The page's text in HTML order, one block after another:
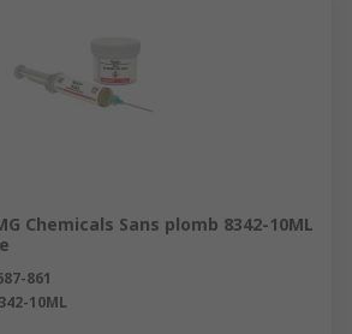
Chemicals Sans plomb 8342-10ML
861
10ML